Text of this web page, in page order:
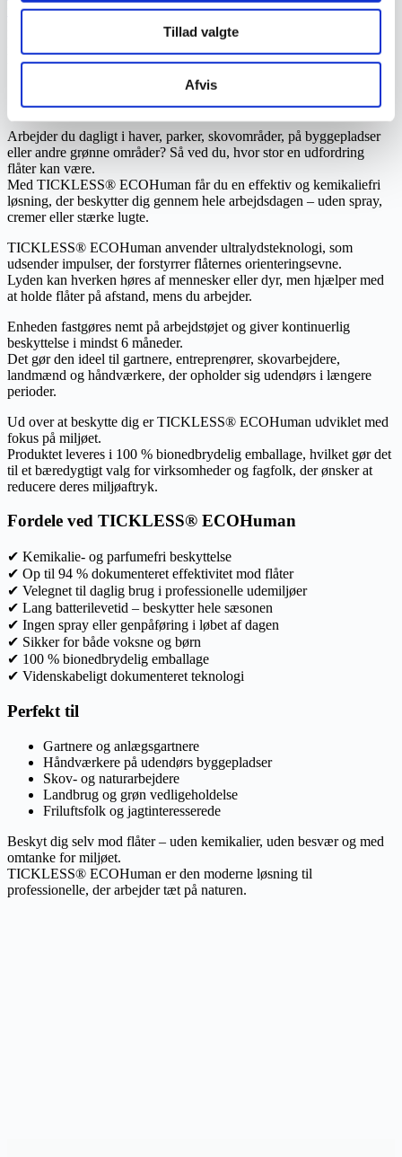
Tillad valgte
Afvis
forebyggelse af flåtbid
Del
Yderligere information
Arbejder du dagligt i haver, parker, skovområder, på byggepladser
eller andre grønne områder? Så ved du, hvor stor en udfordring
flåter kan være.
Med TICKLESS® ECOHuman får du en effektiv og kemikaliefri
løsning, der beskytter dig gennem hele arbejdsdagen – uden spray,
cremer eller stærke lugte.
TICKLESS® ECOHuman anvender ultralydsteknologi, som
udsender impulser, der forstyrrer flåternes orienteringsevne.
Lyden kan hverken høres af mennesker eller dyr, men hjælper med
at holde flåter på afstand, mens du arbejder.
Enheden fastgøres nemt på arbejdstøjet og giver kontinuerlig
beskyttelse i mindst 6 måneder.
Det gør den ideel til gartnere, entreprenører, skovarbejdere,
landmænd og håndværkere, der opholder sig udendørs i længere
perioder.
Ud over at beskytte dig er TICKLESS® ECOHuman udviklet med
fokus på miljøet.
Produktet leveres i 100 % bionedbrydelig emballage, hvilket gør det
til et bæredygtigt valg for virksomheder og fagfolk, der ønsker at
reducere deres miljøaftryk.
Fordele ved TICKLESS® ECOHuman
✔ Kemikalie- og parfumefri beskyttelse
✔ Op til 94 % dokumenteret effektivitet mod flåter
✔ Velegnet til daglig brug i professionelle udemiljøer
✔ Lang batterilevetid – beskytter hele sæsonen
✔ Ingen spray eller genpåføring i løbet af dagen
✔ Sikker for både voksne og børn
✔ 100 % bionedbrydelig emballage
✔ Videnskabeligt dokumenteret teknologi
Perfekt til
Gartnere og anlægsgartnere
Håndværkere på udendørs byggepladser
Skov- og naturarbejdere
Landbrug og grøn vedligeholdelse
Friluftsfolk og jagtinteresserede
Beskyt dig selv mod flåter – uden kemikalier, uden besvær og med
omtanke for miljøet.
TICKLESS® ECOHuman er den moderne løsning til
professionelle, der arbejder tæt på naturen.